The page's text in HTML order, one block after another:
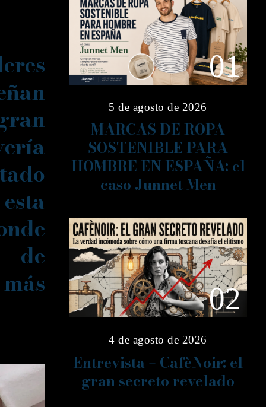
de
01
5 de agosto de 2026
MARCAS DE ROPA
SOSTENIBLE PARA
HOMBRE EN ESPAÑA: el
caso Junnet Men
02
4 de agosto de 2026
Entrevista – CafèNoir: el
gran secreto revelado